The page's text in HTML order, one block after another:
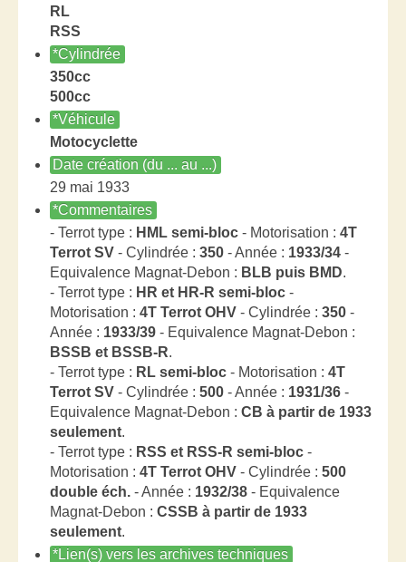
RL
RSS
*Cylindrée
350cc
500cc
*Véhicule
Motocyclette
Date création (du ... au ...)
29 mai 1933
*Commentaires
- Terrot type : HML semi-bloc - Motorisation : 4T
Terrot SV - Cylindrée : 350 - Année : 1933/34 -
Equivalence Magnat-Debon : BLB puis BMD.
- Terrot type : HR et HR-R semi-bloc -
Motorisation : 4T Terrot OHV - Cylindrée : 350 -
Année : 1933/39 - Equivalence Magnat-Debon :
BSSB et BSSB-R.
- Terrot type : RL semi-bloc - Motorisation : 4T
Terrot SV - Cylindrée : 500 - Année : 1931/36 -
Equivalence Magnat-Debon : CB à partir de 1933
seulement.
- Terrot type : RSS et RSS-R semi-bloc -
Motorisation : 4T Terrot OHV - Cylindrée : 500
double éch. - Année : 1932/38 - Equivalence
Magnat-Debon : CSSB à partir de 1933
seulement.
*Lien(s) vers les archives techniques